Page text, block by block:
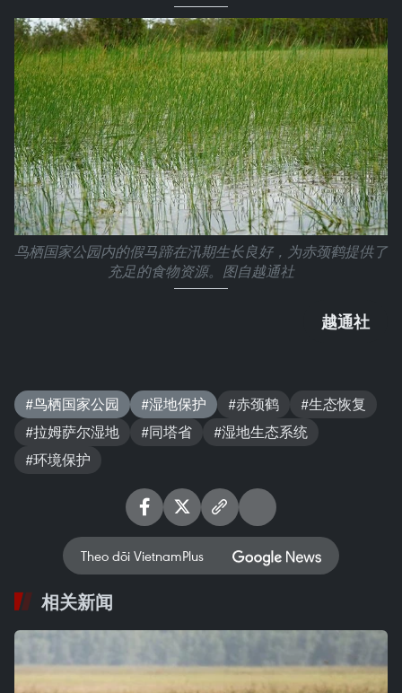
鸟栖国家公园内的假马蹄在汛期生长良好，为赤颈鹤提供了
充足的食物资源。图自越通社
越通社
#鸟栖国家公园 #湿地保护 #赤颈鹤
#生态恢复
#拉姆萨尔湿地
#同塔省
#湿地生态系统
#环境保护
Theo dõi VietnamPlus
相关新闻